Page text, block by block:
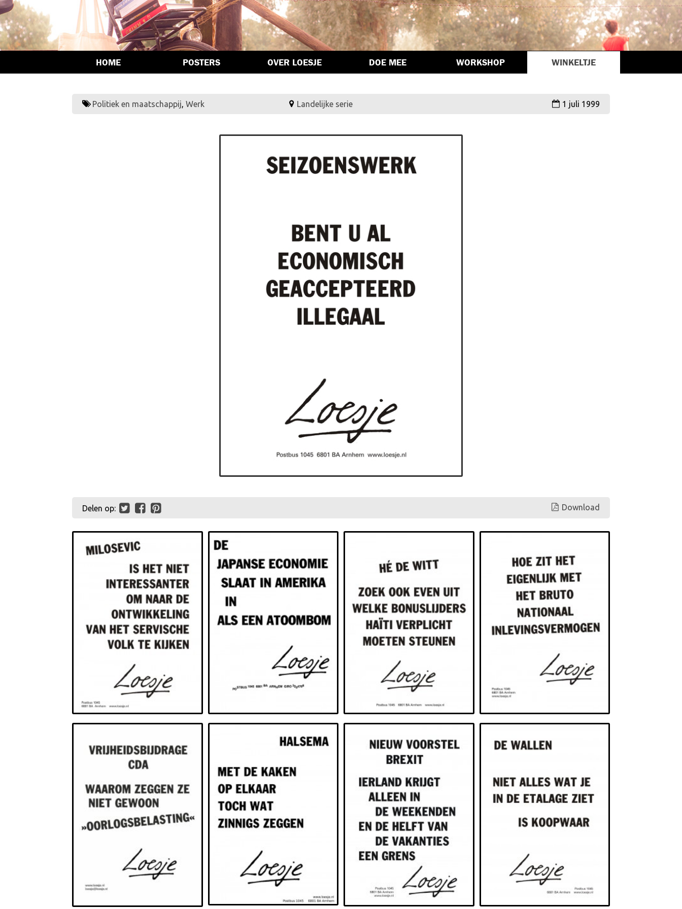
HOME POSTERS OVER LOESJE DOE MEE WORKSHOP WINKELTJE
Politiek en maatschappij, Werk Landelijke serie 1 juli 1999
Delen op: Download